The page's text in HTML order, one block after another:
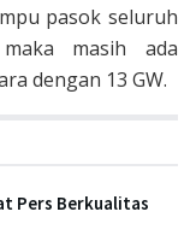
pasok seluruh
masih ada
dengan 13 GW.
Pers Berkualitas